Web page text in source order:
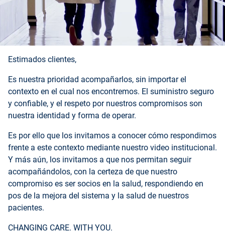
Estimados clientes,
Es nuestra prioridad acompañarlos, sin importar el
contexto en el cual nos encontremos. El suministro seguro
y confiable, y el respeto por nuestros compromisos son
nuestra identidad y forma de operar.
Es por ello que los invitamos a conocer cómo respondimos
frente a este contexto mediante nuestro video institucional.
Y más aún, los invitamos a que nos permitan seguir
acompañándolos, con la certeza de que nuestro
compromiso es ser socios en la salud, respondiendo en
pos de la mejora del sistema y la salud de nuestros
pacientes.
CHANGING CARE. WITH YOU.